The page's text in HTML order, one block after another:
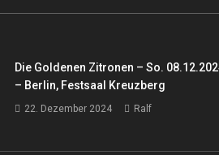
Die Goldenen Zitronen – So.
– Berlin, Festsaal Kreuzberg
22. Dezember 2024 Ralf